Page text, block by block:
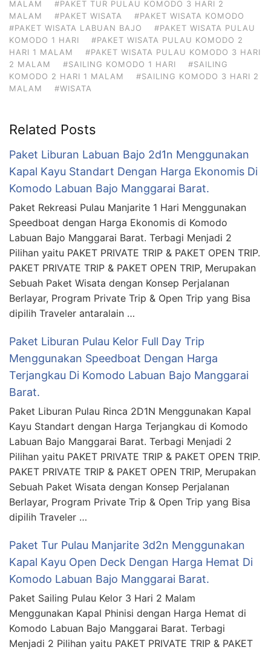
MALAM
#PAKET TUR PULAU KOMODO 3 HARI 2
MALAM
#PAKET WISATA
#PAKET WISATA KOMODO
#PAKET WISATA LABUAN BAJO
#PAKET WISATA PULAU
KOMODO 1 HARI
#PAKET WISATA PULAU KOMODO 2
HARI 1 MALAM
#PAKET WISATA PULAU KOMODO 3 HARI
2 MALAM
#SAILING KOMODO 1 HARI
#SAILING
KOMODO 2 HARI 1 MALAM
#SAILING KOMODO 3 HARI 2
MALAM
#WISATA
Related Posts
Paket Liburan Labuan Bajo 2d1n Menggunakan
Kapal Kayu Standart Dengan Harga Ekonomis Di
Komodo Labuan Bajo Manggarai Barat.
Paket Rekreasi Pulau Manjarite 1 Hari Menggunakan
Speedboat dengan Harga Ekonomis di Komodo
Labuan Bajo Manggarai Barat. Terbagi Menjadi 2
Pilihan yaitu PAKET PRIVATE TRIP & PAKET OPEN TRIP.
PAKET PRIVATE TRIP & PAKET OPEN TRIP, Merupakan
Sebuah Paket Wisata dengan Konsep Perjalanan
Berlayar, Program Private Trip & Open Trip yang Bisa
dipilih Traveler antaralain …
Paket Liburan Pulau Kelor Full Day Trip
Menggunakan Speedboat Dengan Harga
Terjangkau Di Komodo Labuan Bajo Manggarai
Barat.
Paket Liburan Pulau Rinca 2D1N Menggunakan Kapal
Kayu Standart dengan Harga Terjangkau di Komodo
Labuan Bajo Manggarai Barat. Terbagi Menjadi 2
Pilihan yaitu PAKET PRIVATE TRIP & PAKET OPEN TRIP.
PAKET PRIVATE TRIP & PAKET OPEN TRIP, Merupakan
Sebuah Paket Wisata dengan Konsep Perjalanan
Berlayar, Program Private Trip & Open Trip yang Bisa
dipilih Traveler …
Paket Tur Pulau Manjarite 3d2n Menggunakan
Kapal Kayu Open Deck Dengan Harga Hemat Di
Komodo Labuan Bajo Manggarai Barat.
Paket Sailing Pulau Kelor 3 Hari 2 Malam
Menggunakan Kapal Phinisi dengan Harga Hemat di
Komodo Labuan Bajo Manggarai Barat. Terbagi
Menjadi 2 Pilihan yaitu PAKET PRIVATE TRIP & PAKET